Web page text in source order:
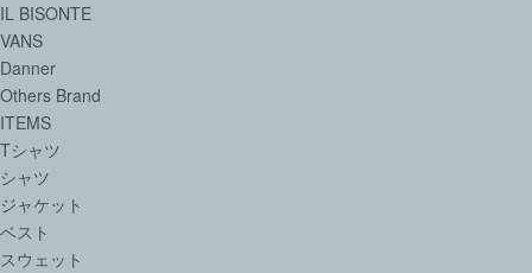
IL BISONTE
VANS
Danner
Others Brand
ITEMS
Tシャツ
シャツ
ジャケット
ベスト
スウェット